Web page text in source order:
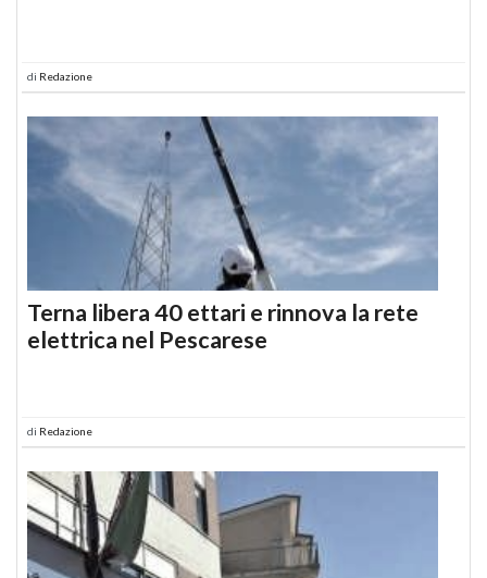
di Redazione
Terna libera 40 ettari e rinnova la rete
elettrica nel Pescarese
di Redazione